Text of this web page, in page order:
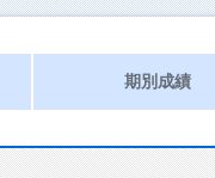
期別成績